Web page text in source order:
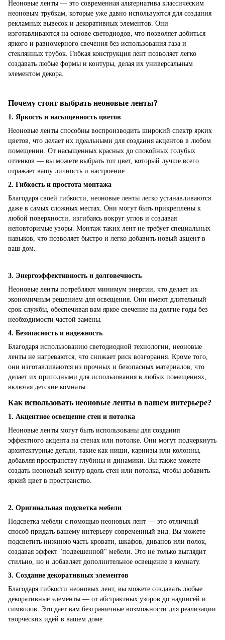
Неоновые ленты — это современная альтернатива классическим
неоновым трубкам, которые уже давно используются для создания
рекламных вывесок и декоративных элементов. Они
изготавливаются на основе светодиодов, что позволяет добиться
яркого и равномерного свечения без использования газа и
стеклянных трубок. Гибкая конструкция лент позволяет легко
создавать любые формы и контуры, делая их универсальным
элементом декора.
Почему стоит выбрать неоновые ленты?
1. Яркость и насыщенность цветов
Неоновые ленты способны воспроизводить широкий спектр ярких
цветов, что делает их идеальными для создания акцентов в любом
помещении. От насыщенных красных до спокойных голубых
оттенков — вы можете выбрать тот цвет, который лучше всего
отражает вашу личность и настроение.
2. Гибкость и простота монтажа
Благодаря своей гибкости, неоновые ленты легко устанавливаются
даже в самых сложных местах. Они могут быть прикреплены к
любой поверхности, изгибаясь вокруг углов и создавая
неповторимые узоры. Монтаж таких лент не требует специальных
навыков, что позволяет быстро и легко добавить новый акцент в
ваш дом.
3. Энергоэффективность и долговечность
Неоновые ленты потребляют минимум энергии, что делает их
экономичным решением для освещения. Они имеют длительный
срок службы, обеспечивая вам яркое свечение на долгие годы без
необходимости частой замены.
4. Безопасность и надежность
Благодаря использованию светодиодной технологии, неоновые
ленты не нагреваются, что снижает риск возгорания. Кроме того,
они изготавливаются из прочных и безопасных материалов, что
делает их пригодными для использования в любых помещениях,
включая детские комнаты.
Как использовать неоновые ленты в вашем интерьере?
1. Акцентное освещение стен и потолка
Неоновые ленты могут быть использованы для создания
эффектного акцента на стенах или потолке. Они могут подчеркнуть
архитектурные детали, такие как ниши, карнизы или колонны,
добавляя пространству глубины и динамики. Вы также можете
создать неоновый контур вдоль стен или потолка, чтобы добавить
яркий цвет в пространство.
2. Оригинальная подсветка мебели
Подсветка мебели с помощью неоновых лент — это отличный
способ придать вашему интерьеру современный вид. Вы можете
подсветить нижнюю часть кровати, шкафов, диванов или полок,
создавая эффект "подвешенной" мебели. Это не только выглядит
стильно, но и добавляет дополнительное освещение в комнату.
3. Создание декоративных элементов
Благодаря гибкости неоновых лент, вы можете создавать любые
декоративные элементы — от абстрактных узоров до надписей и
символов. Это дает вам безграничные возможности для реализации
творческих идей в вашем доме.